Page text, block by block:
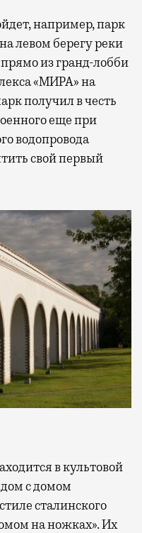
например, парк
левом берегу реки
из гранд-лобби
«МИРА» на
получил в честь
еще при
водопровода
свой первый
в культовой
с домом
сталинского
на ножках». Их